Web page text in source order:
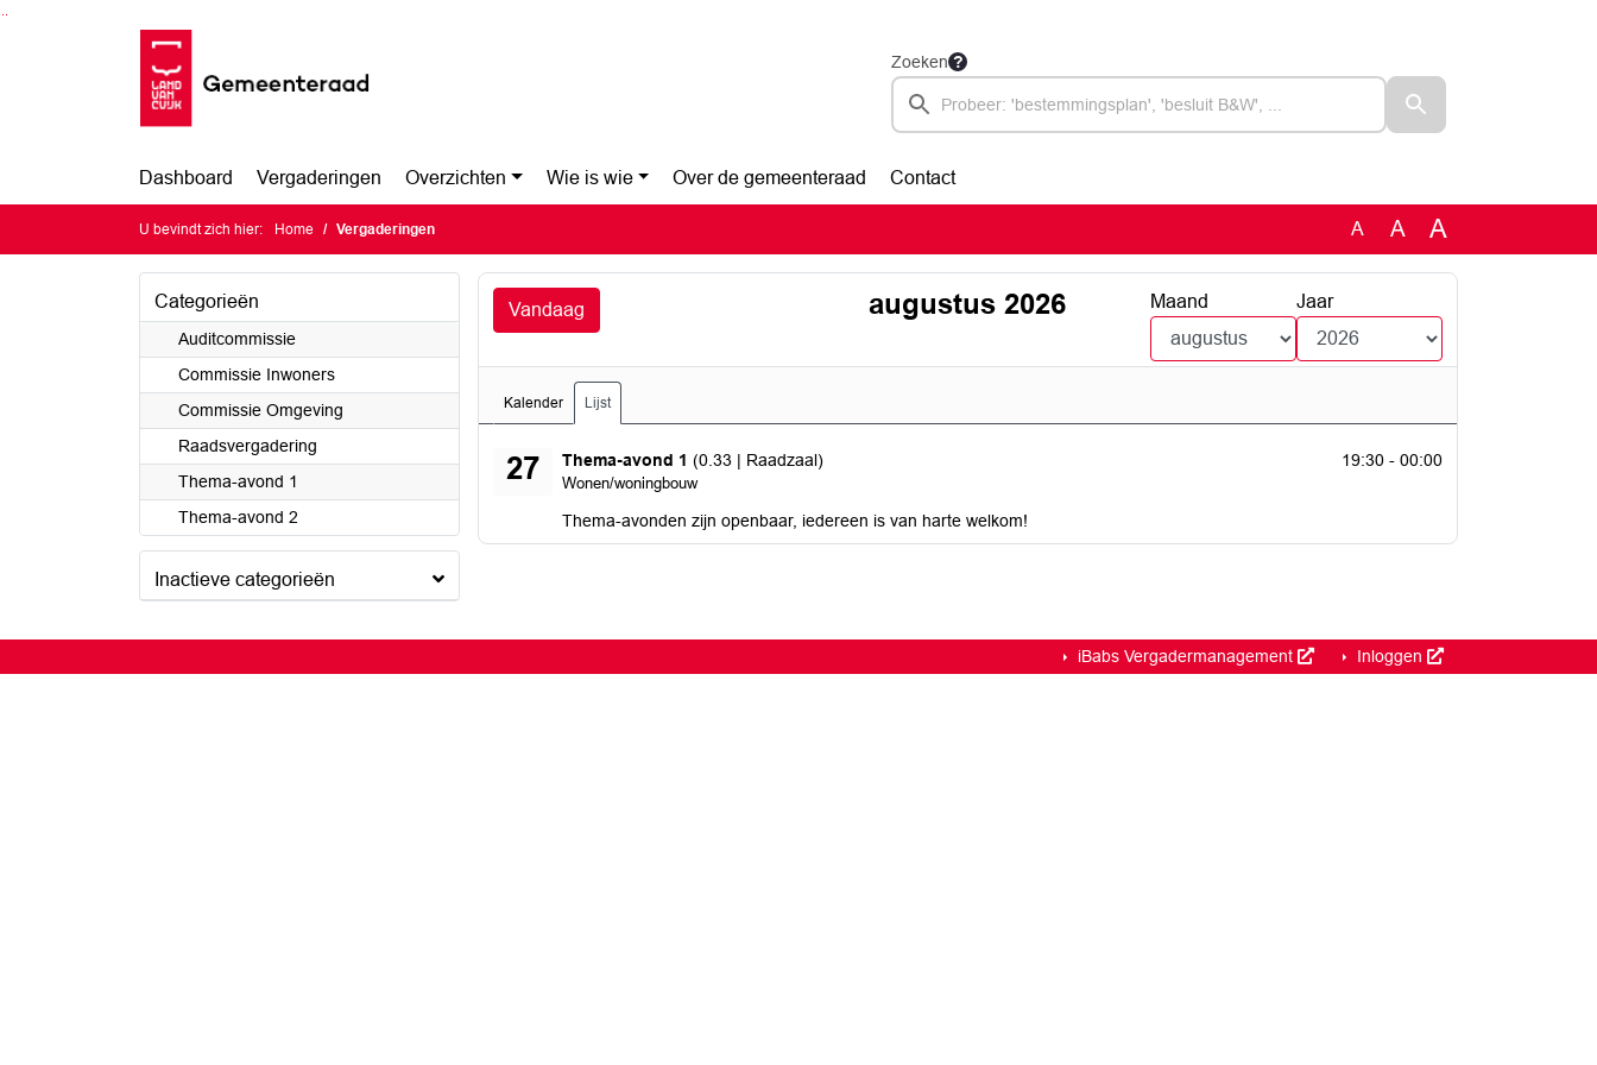
Ga naar de inhoud van deze pagina
Ga naar het zoeken
Ga naar het menu
Zoeken
Dashboard Vergaderingen Overzichten Wie is wie Over de gemeenteraad Contact
U bevindt zich hier: Home Vergaderingen A A A
Categorieën
Auditcommissie
Commissie Inwoners
Commissie Omgeving
Raadsvergadering
Thema-avond 1
Thema-avond 2
Inactieve categorieën
Vandaag augustus 2026 Maand Jaar
Kalender Lijst
27 Thema-avond 1 (0.33 | Raadzaal)
Wonen/woningbouw
donderdag 27 augustus 2026 19:30 - 00:00
Thema-avonden zijn openbaar, iedereen is van harte welkom!
iBabs Vergadermanagement Inloggen